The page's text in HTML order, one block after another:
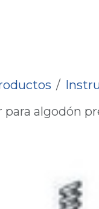
para algodón